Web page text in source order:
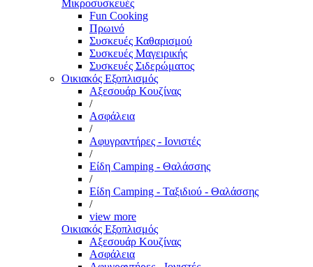
Μικροσυσκευές
Fun Cooking
Πρωινό
Συσκευές Καθαρισμού
Συσκευές Μαγειρικής
Συσκευές Σιδερώματος
Οικιακός Εξοπλισμός
Αξεσουάρ Κουζίνας
/
Ασφάλεια
/
Αφυγραντήρες - Ιονιστές
/
Είδη Camping - Θαλάσσης
/
Είδη Camping - Ταξιδιού - Θαλάσσης
/
view more
Οικιακός Εξοπλισμός
Αξεσουάρ Κουζίνας
Ασφάλεια